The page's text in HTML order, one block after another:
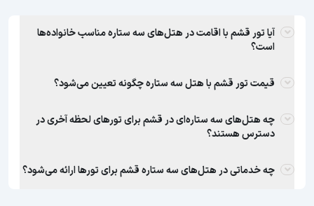
آیا تور قشم با اقامت در هتل‌های سه ستاره مناسب خانواده‌ها
است؟
قیمت تور قشم با هتل سه ستاره چگونه تعیین می‌شود؟
چه هتل‌های سه ستاره‌ای در قشم برای تورهای لحظه آخری در
دسترس هستند؟
چه خدماتی در هتل‌های سه ستاره قشم برای تورها ارائه می‌شود؟